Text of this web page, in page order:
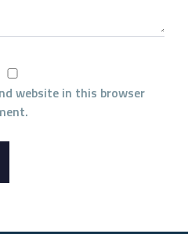
website in this browser